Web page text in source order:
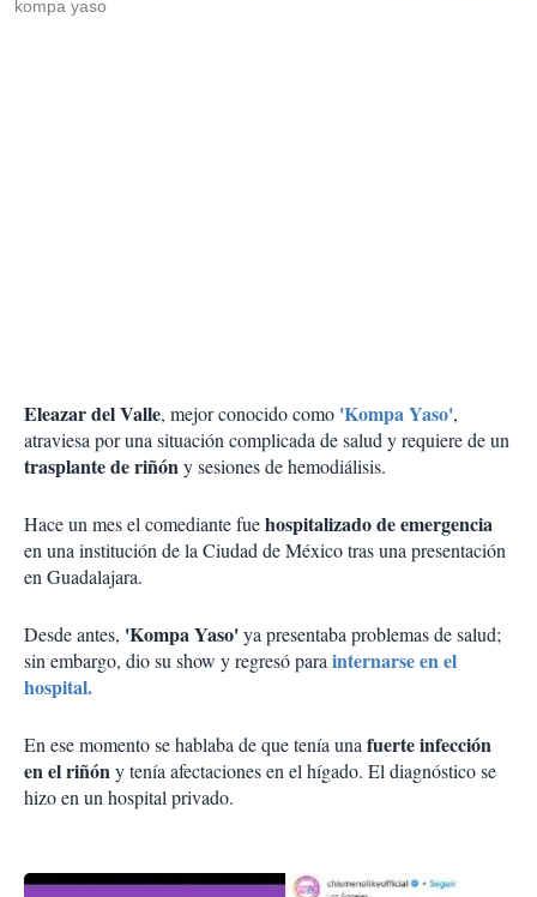
kompa yaso
Eleazar del Valle, mejor conocido como 'Kompa Yaso',
atraviesa por una situación complicada de salud y requiere de un
trasplante de riñóny sesiones de hemodiálisis.
Hace un mes el comediante fuehospitalizado de emergencia
en una institución de la Ciudad de México tras una presentación
en Guadalajara.
Desde antes, 'Kompa Yaso'ya presentaba problemas de salud;
sin embargo, dio su show y regresó parainternarse en el
hospital.
En ese momento se hablaba de que tenía unafuerte infección
en el riñóny tenía afectaciones en el hígado. El diagnóstico se
hizo en un hospital privado.